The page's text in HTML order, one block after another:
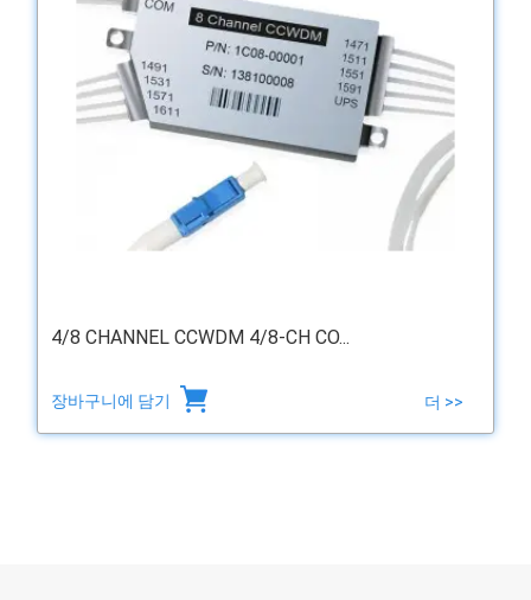
4/8 CHANNEL CCWDM 4/8-CH CO...
장바구니에 담기 더 >>